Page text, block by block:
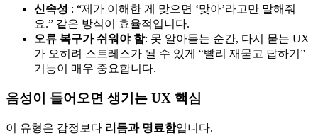
신속성 : “제가 이해한 게 맞으면 ‘맞아’라고만 말해줘
요.” 같은 방식이 효율적입니다.
오류 복구가 쉬워야 함: 못 알아듣는 순간, 다시 묻는 UX
가 오히려 스트레스가 될 수 있게 “빨리 재묻고 답하기”
기능이 매우 중요합니다.
음성이 들어오면 생기는 UX 핵심
이 유형은 감정보다 리듬과 명료함입니다.